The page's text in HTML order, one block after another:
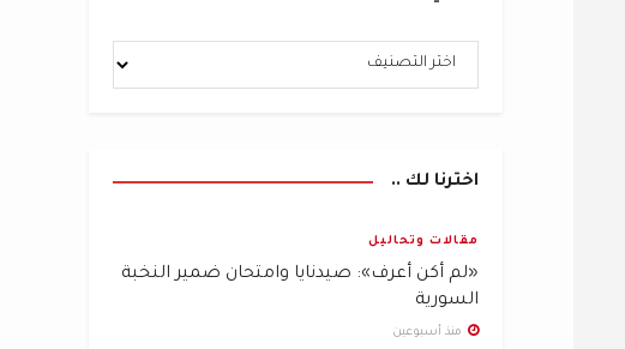
اخترنا لك ..
مقالات وتحاليل
«لم أكن أعرف»: صيدنايا وامتحان ضمير النخبة
السورية
منذ أسبوعين